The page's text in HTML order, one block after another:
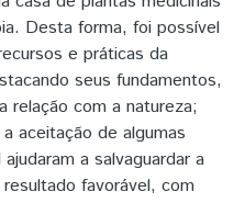
Desta forma, foi possível
e práticas da
seus fundamentos,
relação com a natureza;
aceitação de algumas
a salvaguardar a
favorável, com